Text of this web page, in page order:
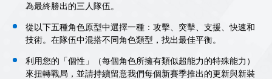
為最終勝出的三人隊伍。
從以下五種角色原型中選擇一種：攻擊、突擊、支援、快速和
技術。在隊伍中混搭不同角色類型，找出最佳平衡。
利用您的「個性」（每個角色所擁有類似超能力的特殊能力）
來扭轉戰局，並請持續留意我們每個新賽季推出的更新與新裝